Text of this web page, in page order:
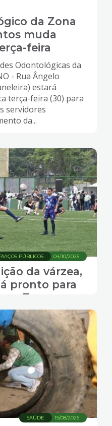
da Zona
muda
feira
Odontológicas da
- Rua Ângelo
estará
terça-feira (30) para
servidores
da...
04/10/2025
PÚBLICOS
da várzea,
pronto para
na Zona
15/08/2025
SAÚDE